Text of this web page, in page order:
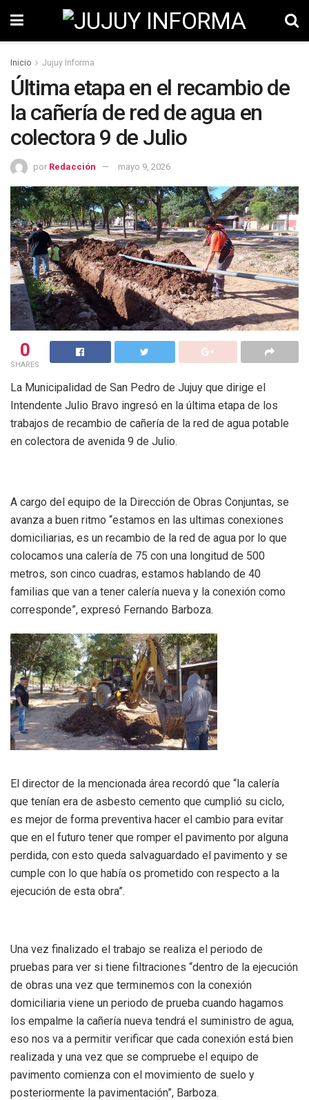
Inicio Jujuy Informa
Última etapa en el recambio de
la cañería de red de agua en
colectora 9 de Julio
por Redacción mayo 9, 2026
0
SHARES
La Municipalidad de San Pedro de Jujuy que dirige el
Intendente Julio Bravo ingresó en la última etapa de los
trabajos de recambio de cañería de la red de agua potable
en colectora de avenida 9 de Julio.
A cargo del equipo de la Dirección de Obras Conjuntas, se
avanza a buen ritmo “estamos en las ultimas conexiones
domiciliarias, es un recambio de la red de agua por lo que
colocamos una calería de 75 con una longitud de 500
metros, son cinco cuadras, estamos hablando de 40
familias que van a tener calería nueva y la conexión como
corresponde”, expresó Fernando Barboza.
El director de la mencionada área recordó que “la calería
que tenían era de asbesto cemento que cumplió su ciclo,
es mejor de forma preventiva hacer el cambio para evitar
que en el futuro tener que romper el pavimento por alguna
perdida, con esto queda salvaguardado el pavimento y se
cumple con lo que había os prometido con respecto a la
ejecución de esta obra”.
Una vez finalizado el trabajo se realiza el periodo de
pruebas para ver si tiene filtraciones “dentro de la ejecución
de obras una vez que terminemos con la conexión
domiciliaria viene un periodo de prueba cuando hagamos
los empalme la cañería nueva tendrá el suministro de agua,
eso nos va a permitir verificar que cada conexión está bien
realizada y una vez que se compruebe el equipo de
pavimento comienza con el movimiento de suelo y
posteriormente la pavimentación”, Barboza.